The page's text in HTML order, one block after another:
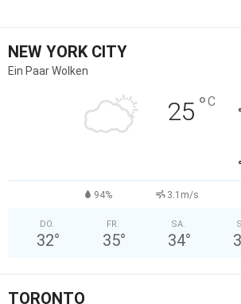
NEW YORK CITY
Ein Paar Wolken
25 °C
°
°
94% 3.1m/s
DO.
32°
FR.
35°
SA.
34°
TORONTO